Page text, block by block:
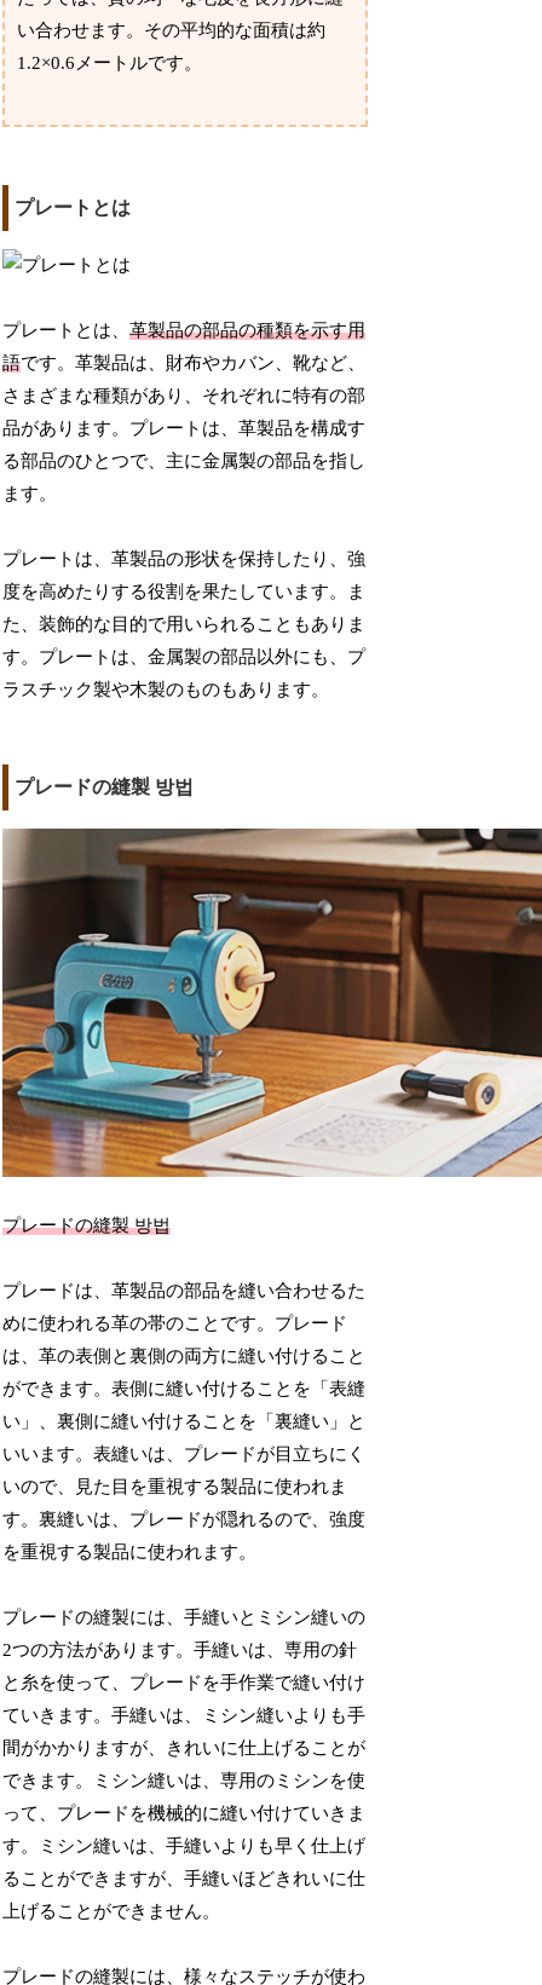
い合わせます。その平均的な面積は約
1.2×0.6メートルです。
プレートとは
プレートとは、革製品の部品の種類を示す用
語です。革製品は、財布やカバン、靴など、
さまざまな種類があり、それぞれに特有の部
品があります。プレートは、革製品を構成す
る部品のひとつで、主に金属製の部品を指し
ます。
プレートは、革製品の形状を保持したり、強
度を高めたりする役割を果たしています。ま
た、装飾的な目的で用いられることもありま
す。プレートは、金属製の部品以外にも、プ
ラスチック製や木製のものもあります。
プレードの縫製 방법
プレードの縫製 방법
プレードは、革製品の部品を縫い合わせるた
めに使われる革の帯のことです。プレード
は、革の表側と裏側の両方に縫い付けること
ができます。表側に縫い付けることを「表縫
い」、裏側に縫い付けることを「裏縫い」と
いいます。表縫いは、プレードが目立ちにく
いので、見た目を重視する製品に使われま
す。裏縫いは、プレードが隠れるので、強度
を重視する製品に使われます。
プレードの縫製には、手縫いとミシン縫いの
2つの方法があります。手縫いは、専用の針
と糸を使って、プレードを手作業で縫い付け
ていきます。手縫いは、ミシン縫いよりも手
間がかかりますが、きれいに仕上げることが
できます。ミシン縫いは、専用のミシンを使
って、プレードを機械的に縫い付けていきま
す。ミシン縫いは、手縫いよりも早く仕上げ
ることができますが、手縫いほどきれいに仕
上げることができません。
プレードの縫製には、様々なステッチが使わ